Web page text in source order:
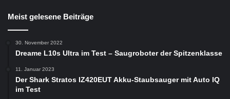
Meist gelesene Beiträge
30. November 2022
Dreame L10s Ultra im Test – Saugroboter der Spitzenklasse
11. Januar 2023
Der Shark Stratos IZ420EUT Akku-Staubsauger mit Auto IQ
im Test